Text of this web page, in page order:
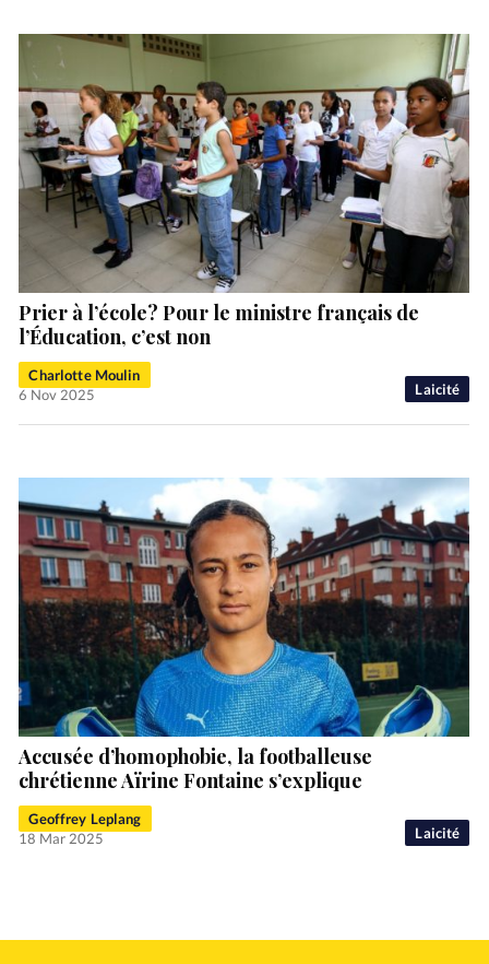
Laicité
Prier à l’école? Pour le ministre français de
l’Éducation, c’est non
Charlotte Moulin
6 Nov 2025
Laicité
Accusée d’homophobie, la footballeuse
chrétienne Aïrine Fontaine s’explique
Geoffrey Leplang
18 Mar 2025